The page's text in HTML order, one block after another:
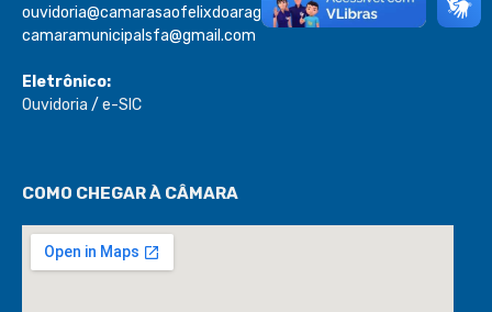
ouvidoria@camarasaofelixdoaraguaia.mt.gov.br
camaramunicipalsfa@gmail.com
Eletrônico:
Ouvidoria / e-SIC
COMO CHEGAR À CÂMARA